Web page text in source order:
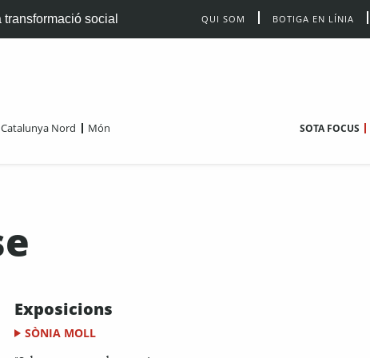
social QUI SOM BOTIGA EN LÍNIA
Catalunya Nord Món SOTA FOCUS
Exposicions
SÒNIA MOLL